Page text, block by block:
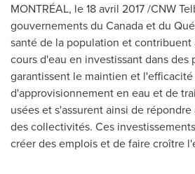
MONTRÉAL, le 18 avril 2017 /CNW
gouvernements du Canadaet du
santé de la population et contribuent
cours d'eau en investissant dans des
garantissent le maintien et
d'approvisionnement en eau et de
usées et s'assurent ainsi de
des collectivités. Ces
créer des emplois et de faire croître